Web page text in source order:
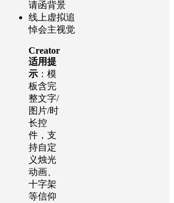
请函背景
线上虚拟追
悼会主视觉
Creator
适用提
示 ：模
板含完
整文字/
图片/时
长控
件，支
持自定
义烛光
动画、
十字架
等信仰